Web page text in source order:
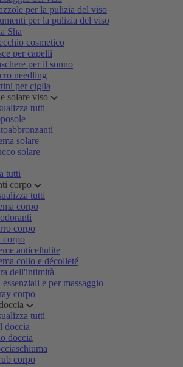
per la pulizia del viso
per la pulizia del viso
Sha
cosmetico
per capelli
per il sonno
needling
per ciglia
solare viso
tutti
solare
solare
tutti
corpo
tutti
corpo
corpo
corpo
anticellulite
collo e décolleté
dell'intimità
e per massaggio
corpo
tutti
doccia
doccia
corpo